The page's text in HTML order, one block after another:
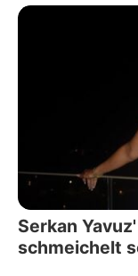
Serkan
schmeichelt